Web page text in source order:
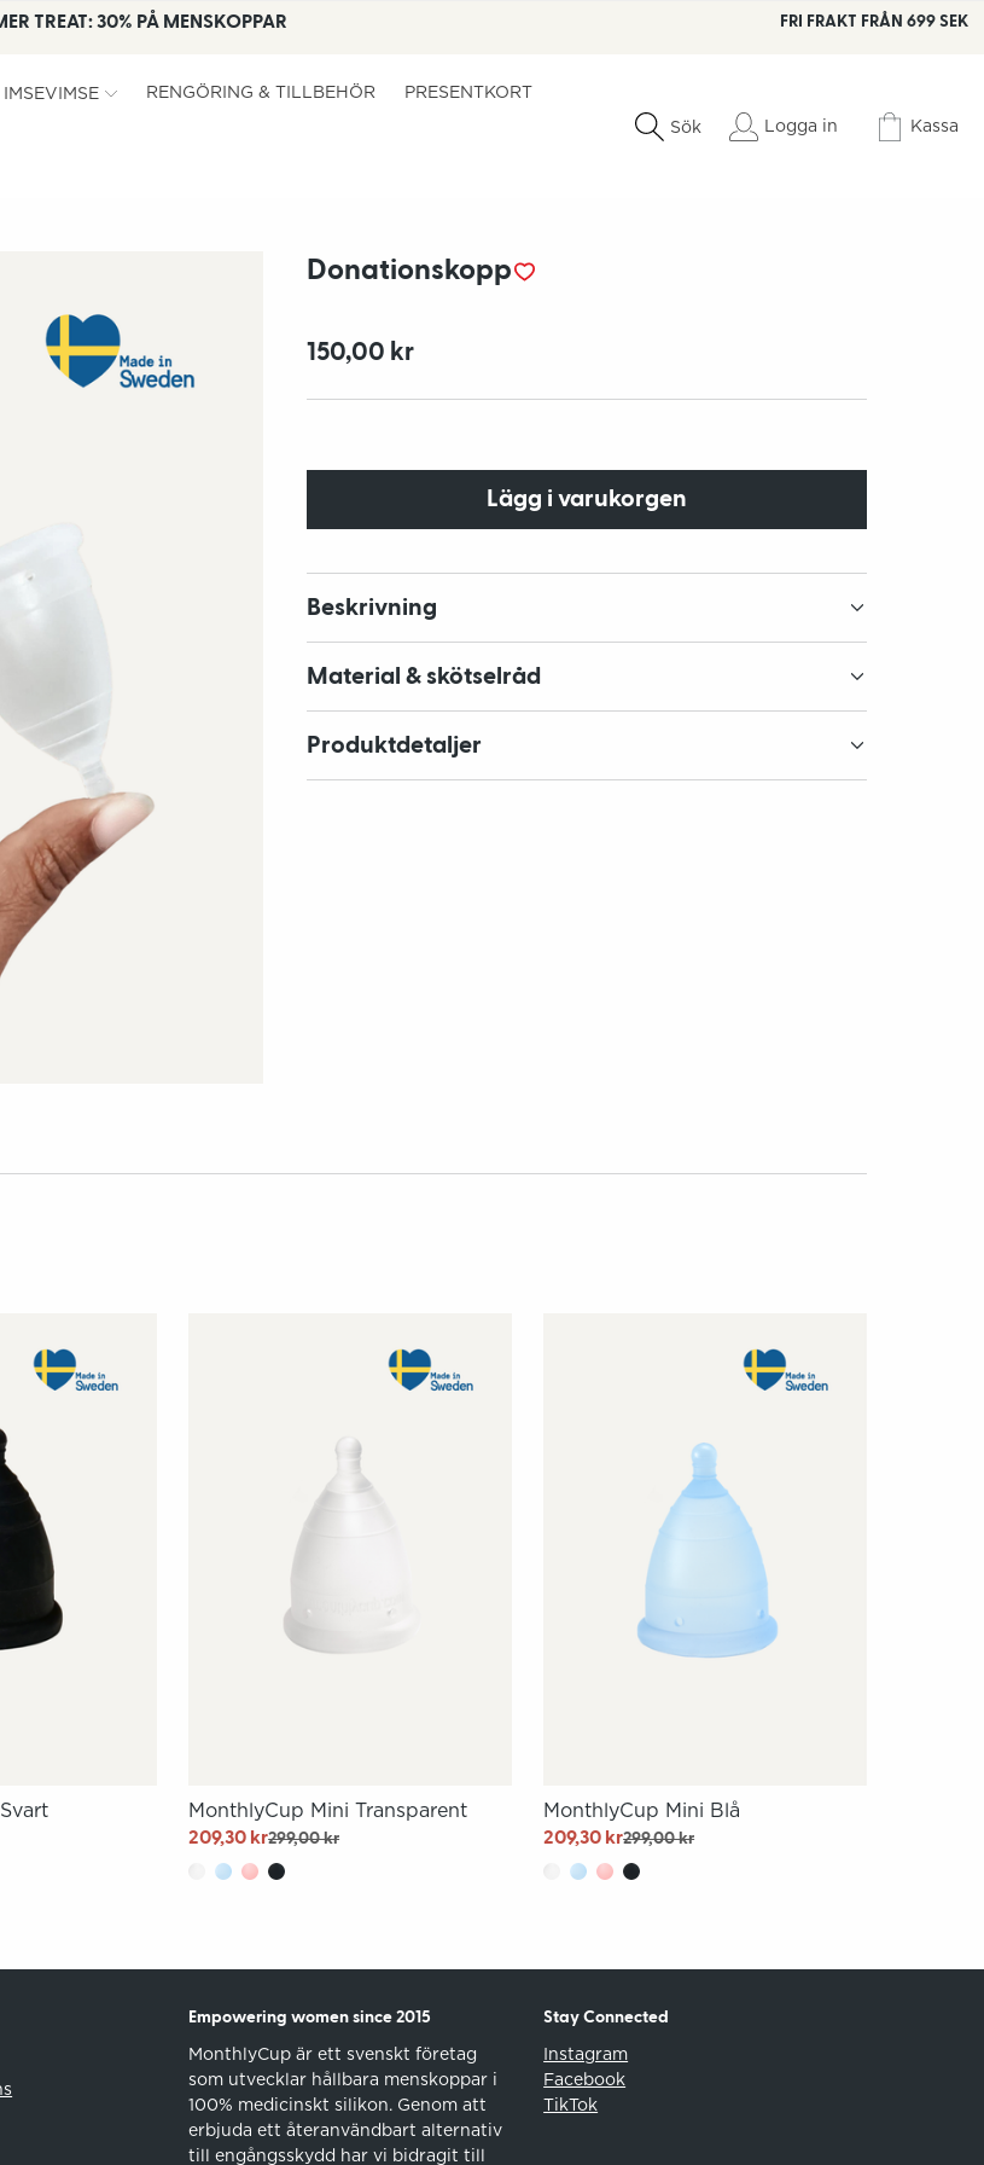
TREAT: 30% PÅ MENSKOPPAR FRI FRAKT FRÅN 699 SEK
IMSEVIMSE RENGÖRING & TILLBEHÖR PRESENTKORT
Sök Logga in Kassa
Donationskopp
150,00 kr
Lägg i varukorgen
Beskrivning
Material & skötselråd
Produktdetaljer
MonthlyCup Mini Transparent
209,30 kr299,00 kr
MonthlyCup Mini Blå
209,30 kr299,00 kr
Empowering women since 2015
MonthlyCup är ett svenskt företag
som utvecklar hållbara menskoppar i
100% medicinskt silikon. Genom att
erbjuda ett återanvändbart alternativ
till engångsskydd har vi bidragit till
Stay Connected
Instagram
Facebook
TikTok